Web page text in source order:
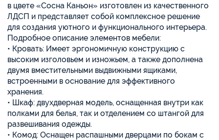
в цвете «Сосна Каньон» изготовлен из качественного
ЛДСП и представляет собой комплексное решение
для создания уютного и функционального интерьера.
Подробное описание элементов мебели:
• Кровать: Имеет эргономичную конструкцию с
высоким изголовьем и изножьем, а также дополнена
двумя вместительными выдвижными ящиками,
встроенными в основание для эффективного
хранения.
• Шкаф: двухдверная модель, оснащенная внутри как
полками для белья, так и отделением со штангой для
развешивания одежды.
• Комод: Оснащен распашными дверцами по бокам с